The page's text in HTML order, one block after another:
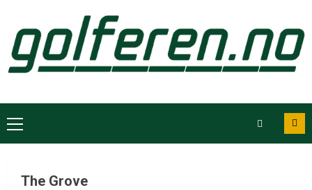
The Grove